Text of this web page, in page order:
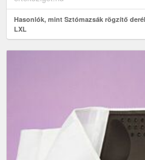
Hasonlók, mint Sztómazsák rögzítő
LXL